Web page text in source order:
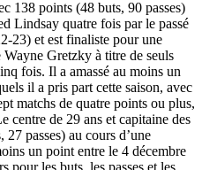
138 points (48 buts, 90 passes)
Lindsay quatre fois par le passé
23) et est finaliste pour une
Gretzky à titre de seuls
fois. Il a amassé au moins un
il a pris part cette saison, avec
matchs de quatre points ou plus,
centre de 29 ans et capitaine des
passes) au cours d’une
un point entre le 4 décembre
pour les buts, les passes et les